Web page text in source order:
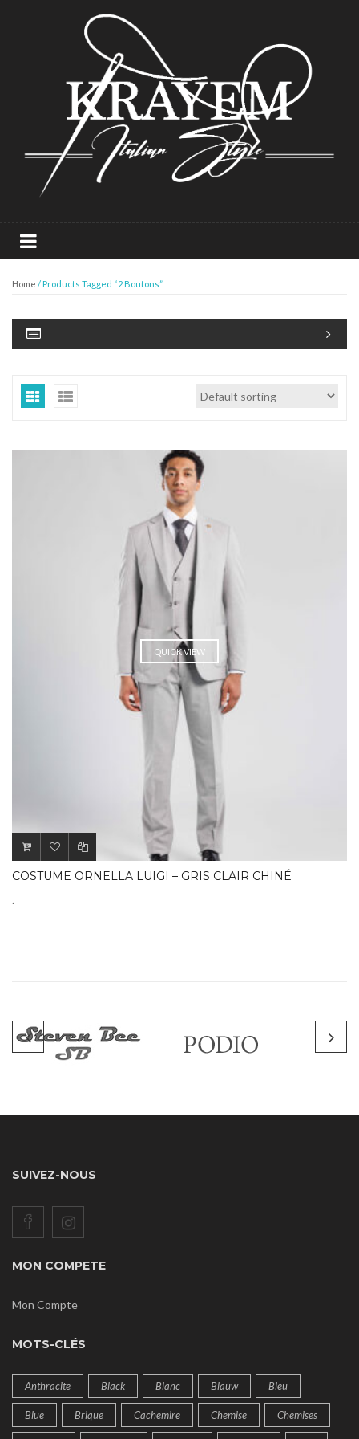
Home / Products Tagged “2 Boutons”
QUICK VIEW
COSTUME ORNELLA LUIGI – GRIS CLAIR CHINÉ
.
SUIVEZ-NOUS
MON COMPETE
Mon Compte
MOTS-CLÉS
Anthracite Black Blanc Blauw Bleu
Blue Brique Cachemire Chemise Chemises